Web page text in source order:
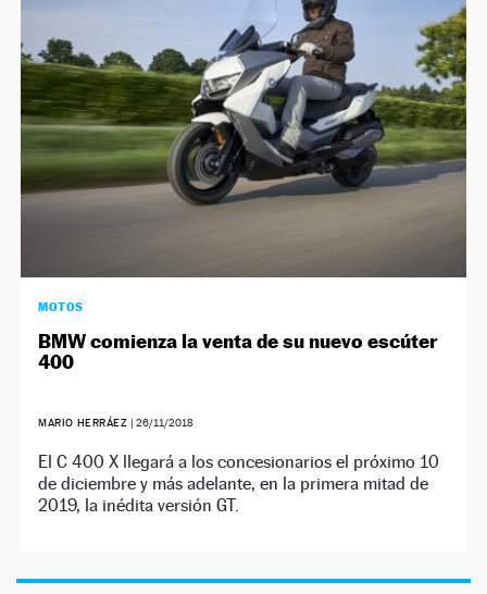
MOTOS
BMW comienza la venta de su nuevo escúter
400
MARIO HERRÁEZ | 26/11/2018
El C 400 X llegará a los concesionarios el próximo 10
de diciembre y más adelante, en la primera mitad de
2019, la inédita versión GT.